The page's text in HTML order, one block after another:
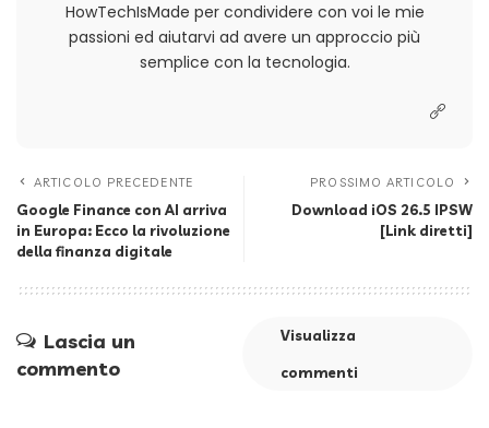
HowTechIsMade per condividere con voi le mie
passioni ed aiutarvi ad avere un approccio più
semplice con la tecnologia.
ARTICOLO PRECEDENTE
Google Finance con AI arriva
in Europa: Ecco la rivoluzione
della finanza digitale
PROSSIMO ARTICOLO
Download iOS 26.5 IPSW
[Link diretti]
Lascia un
commento
Visualizza
commenti